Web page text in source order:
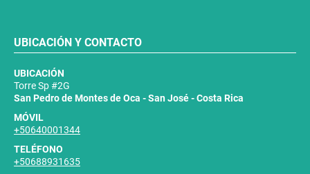
UBICACIÓN Y CONTACTO
UBICACIÓN
Torre Sp #2G
San Pedro de Montes de Oca - San José - Costa Rica
MÓVIL
+50640001344
TELÉFONO
+50688931635